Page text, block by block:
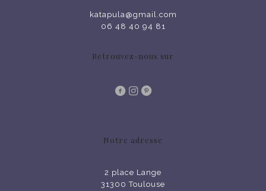
katapula@gmail.com
06 48 40 94 81
Retrouvez-nous sur
Notre adresse
2 place Lange
31300 Toulouse